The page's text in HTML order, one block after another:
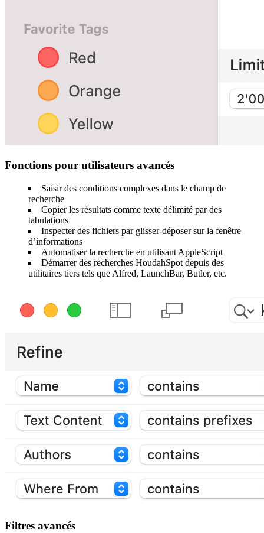
Fonctions pour utilisateurs avancés
Saisir des conditions complexes dans le champ de
recherche
Copier les résultats comme texte délimité par des
tabulations
Inspecter des fichiers par glisser-déposer sur la fenêtre
d’informations
Automatiser la recherche en utilisant AppleScript
Démarrer des recherches HoudahSpot depuis des
utilitaires tiers tels que Alfred, LaunchBar, Butler, etc.
Filtres avancés